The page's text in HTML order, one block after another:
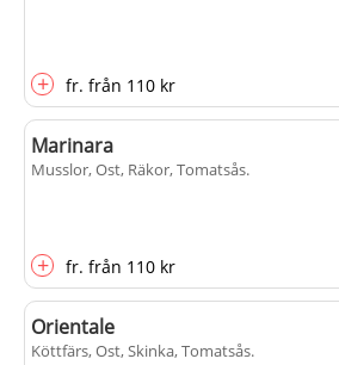
+ fr. från 110 kr
Marinara
Musslor, Ost, Räkor, Tomatsås.
+ fr. från 110 kr
Orientale
Köttfärs, Ost, Skinka, Tomatsås.